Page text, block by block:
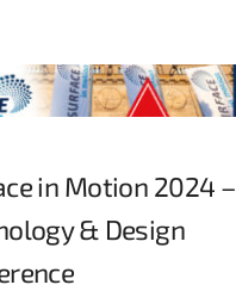
in Motion 2024 –
& Design